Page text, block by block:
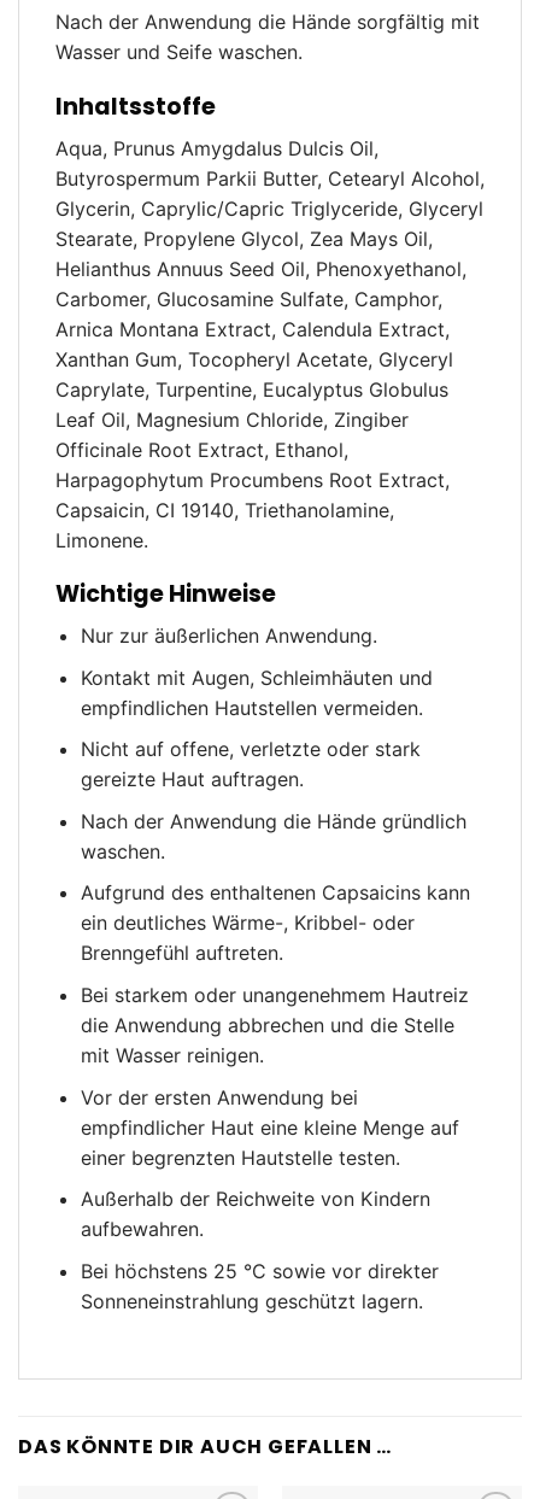
Nach der Anwendung die Hände sorgfältig mit
Wasser und Seife waschen.
Inhaltsstoffe
Aqua, Prunus Amygdalus Dulcis Oil,
Butyrospermum Parkii Butter, Cetearyl Alcohol,
Glycerin, Caprylic/Capric Triglyceride, Glyceryl
Stearate, Propylene Glycol, Zea Mays Oil,
Helianthus Annuus Seed Oil, Phenoxyethanol,
Carbomer, Glucosamine Sulfate, Camphor,
Arnica Montana Extract, Calendula Extract,
Xanthan Gum, Tocopheryl Acetate, Glyceryl
Caprylate, Turpentine, Eucalyptus Globulus
Leaf Oil, Magnesium Chloride, Zingiber
Officinale Root Extract, Ethanol,
Harpagophytum Procumbens Root Extract,
Capsaicin, CI 19140, Triethanolamine,
Limonene.
Wichtige Hinweise
Nur zur äußerlichen Anwendung.
Kontakt mit Augen, Schleimhäuten und
empfindlichen Hautstellen vermeiden.
Nicht auf offene, verletzte oder stark
gereizte Haut auftragen.
Nach der Anwendung die Hände gründlich
waschen.
Aufgrund des enthaltenen Capsaicins kann
ein deutliches Wärme-, Kribbel- oder
Brenngefühl auftreten.
Bei starkem oder unangenehmem Hautreiz
die Anwendung abbrechen und die Stelle
mit Wasser reinigen.
Vor der ersten Anwendung bei
empfindlicher Haut eine kleine Menge auf
einer begrenzten Hautstelle testen.
Außerhalb der Reichweite von Kindern
aufbewahren.
Bei höchstens 25 °C sowie vor direkter
Sonneneinstrahlung geschützt lagern.
DAS KÖNNTE DIR AUCH GEFALLEN …